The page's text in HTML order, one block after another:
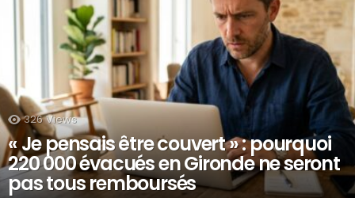
326 Views
« Je pensais être couvert » : pourquoi
220 000 évacués en Gironde ne seront
pas tous remboursés